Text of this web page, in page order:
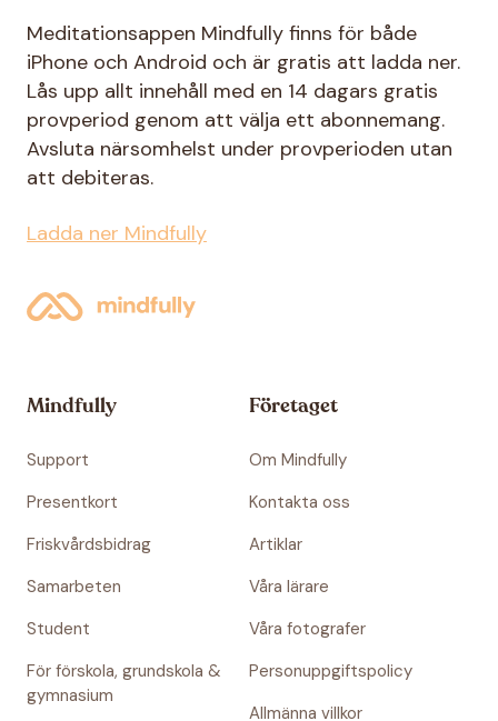
Meditationsappen Mindfully finns för både
iPhone och Android och är gratis att ladda ner.
Lås upp allt innehåll med en 14 dagars gratis
provperiod genom att välja ett abonnemang.
Avsluta närsomhelst under provperioden utan
att debiteras.
Ladda ner Mindfully
Mindfully
Support
Presentkort
Friskvårdsbidrag
Samarbeten
Student
För förskola, grundskola &
gymnasium
Företaget
Om Mindfully
Kontakta oss
Artiklar
Våra lärare
Våra fotografer
Personuppgiftspolicy
Allmänna villkor